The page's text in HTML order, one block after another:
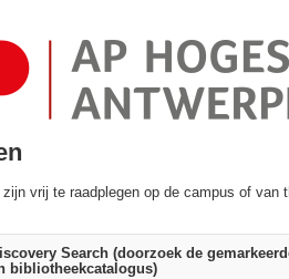
zijn vrij te raadplegen op de campus of van
Search (doorzoek de
bibliotheekcatalogus)